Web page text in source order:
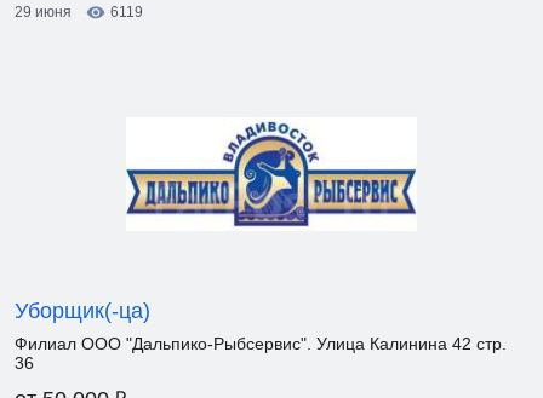
29 июня
6119
Уборщик(-ца)
Филиал ООО "Дальпико-Рыбсервис". Улица Калинина 42 стр.
36